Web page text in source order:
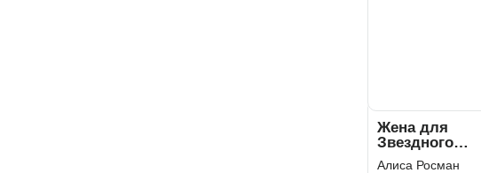
Жена для
Звездного
Адмирала
Алиса Росман